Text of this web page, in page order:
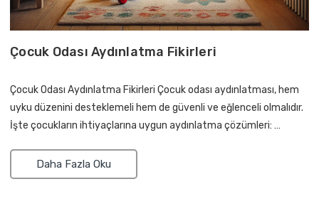
Çocuk Odası Aydınlatma Fikirleri
Çocuk Odası Aydınlatma Fikirleri Çocuk odası aydınlatması, hem
uyku düzenini desteklemeli hem de güvenli ve eğlenceli olmalıdır.
İşte çocukların ihtiyaçlarına uygun aydınlatma çözümleri: …
Daha Fazla Oku